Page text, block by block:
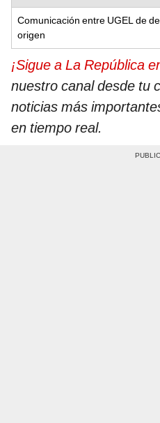
Comunicación entre UGEL de
origen
¡Sigue a La República
nuestro canal desde tu
noticias más
en tiempo real.